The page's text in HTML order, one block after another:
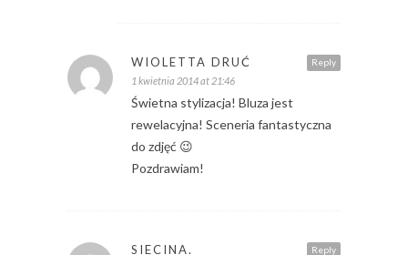
Reply
WIOLETTA DRUĆ
1 kwietnia 2014 at 21:46
Świetna stylizacja! Bluza jest
rewelacyjna! Sceneria fantastyczna
do zdjęć 😉
Pozdrawiam!
Reply
SIECINA.